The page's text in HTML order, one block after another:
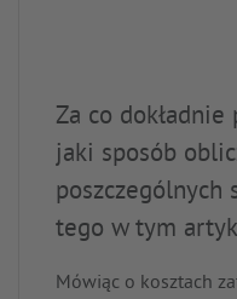
Za co dokładnie
jaki sposób
poszczególnych
tego w tym
Mówiąc o kosztach